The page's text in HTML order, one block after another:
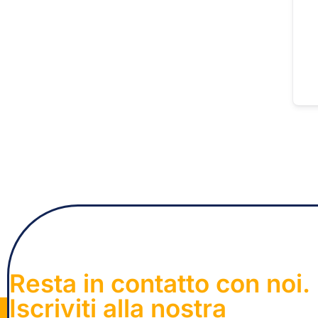
Resta in contatto con noi.
Iscriviti alla nostra